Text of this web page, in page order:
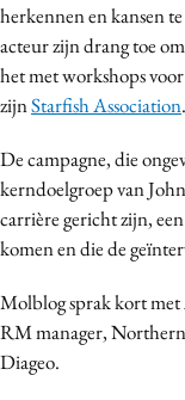
PR
Programmatic
Purpose Marketing
Reputatie & crisis
herkennen en kansen
acteur zijn drang toe
het met workshops
zijnStarfish Association.
De campagne, die
kerndoelgroep van
carrière gericht zijn,
komen en die de
Molblog sprak kort
RM manager,
Diageo.